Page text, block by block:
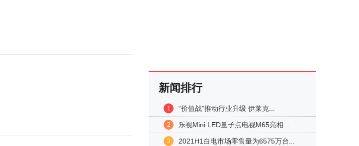
新闻排行
1 “价值战”推动行业升级 伊莱克...
2 乐视Mini LED量子点电视M65亮相...
3 2021H1白电市场零售量为6575万台...